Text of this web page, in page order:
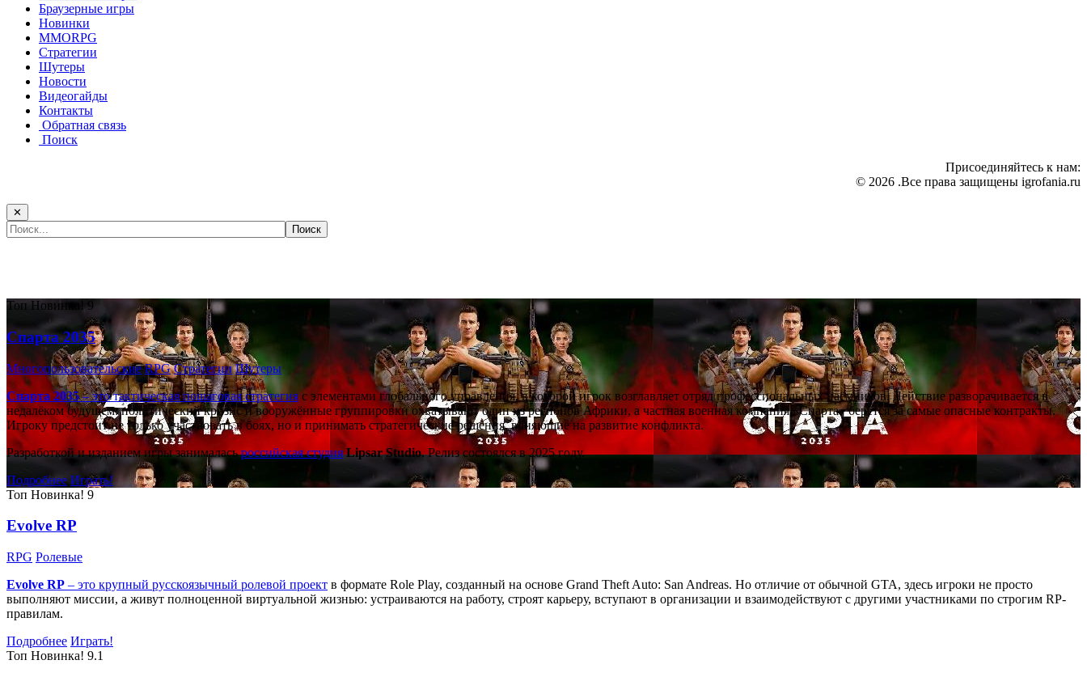
Браузерные игры
Новинки
MMORPG
Стратегии
Шутеры
Новости
Видеогайды
Контакты
Обратная связь
Поиск
Присоединяйтесь к нам:
© 2026 .Все права защищены igrofania.ru
✕
Топ Новинка! 9
Спарта 2035
Многопользовательские RPG Стратегии Шутеры
Спарта 2035– это тактическаяпошаговая стратегияс элементами глобального управления, в которой игрок возглавляет отряд профессиональных наёмников. Действие разворачивается в
недалёком будущем: политический кризис и вооружённые группировки охватывают один из регионов Африки, а частная военная компания «Спарта» берётся за самые опасные контракты.
Игроку предстоит не только участвовать в боях, но и принимать стратегические решения, влияющие на развитие конфликта.
Разработкой и изданием игры занималасьроссийская студия Lipsar Studio. Релиз состоялся в 2025 году.
Подробнее Играть!
Топ Новинка! 9
Evolve RP
RPG Ролевые
Evolve RP – это крупный русскоязычный ролевой проект в формате Role Play, созданный на основе Grand Theft Auto: San Andreas. Но отличие от обычной GTA, здесь игроки не просто
выполняют миссии, а живут полноценной виртуальной жизнью: устраиваются на работу, строят карьеру, вступают в организации и взаимодействуют с другими участниками по строгим RP-
правилам.
Подробнее Играть!
Топ Новинка! 9.1